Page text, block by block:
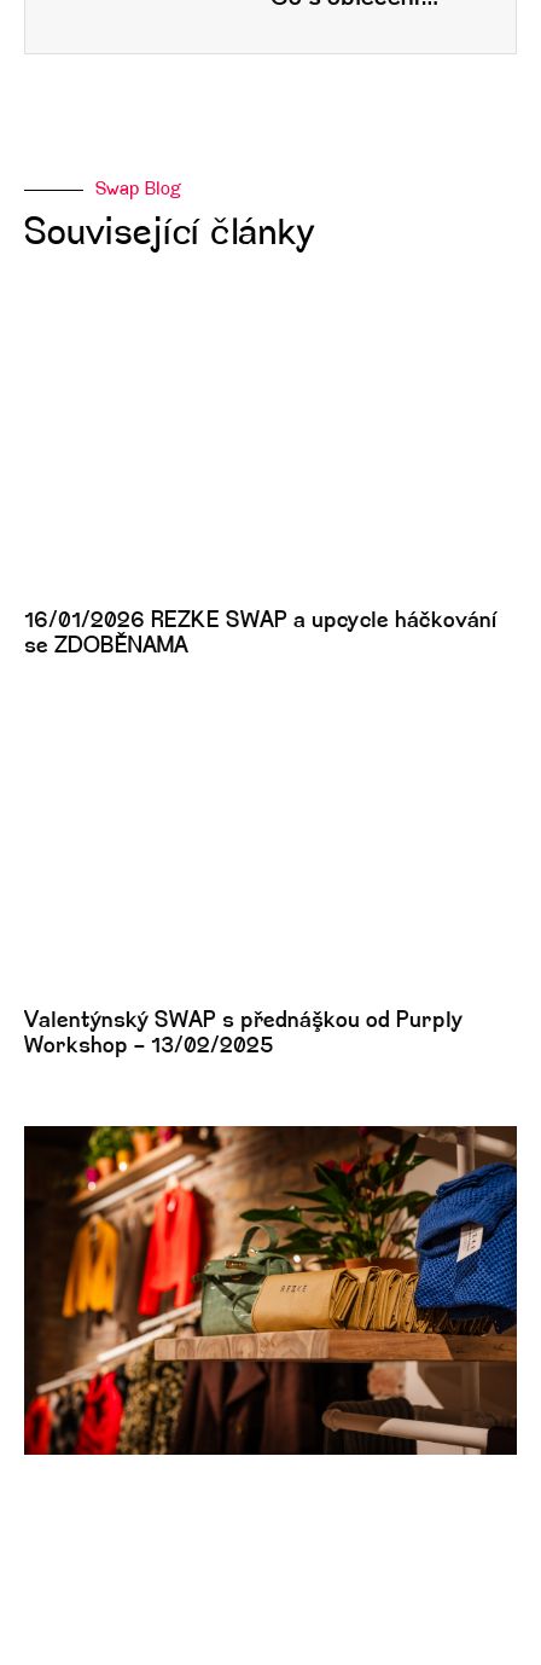
Swap Blog
Související články
16/01/2026 REZKE SWAP a upcycle háčkování
se ZDOBĚNAMA
Valentýnský SWAP s přednáškou od Purply
Workshop – 13/02/2025